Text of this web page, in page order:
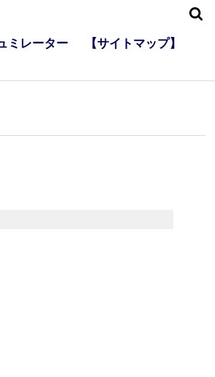
ミレーター 【サイトマップ】